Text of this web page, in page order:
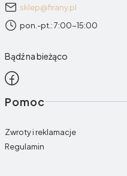
sklep@firany.pl
pon.-pt.: 7:00-15:00
Bądź na bieżąco
Linki w stopce
Pomoc
Zwroty i reklamacje
Regulamin